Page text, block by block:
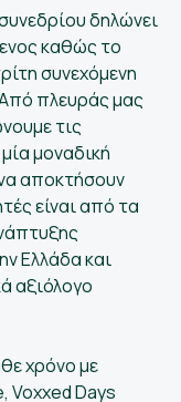
δηλώνει
καθώς το
συνεχόμενη
πλευράς μας
τις
μοναδική
αποκτήσουν
είναι από τα
Ελλάδα και
αξιόλογο
χρόνο με
Voxxed Days